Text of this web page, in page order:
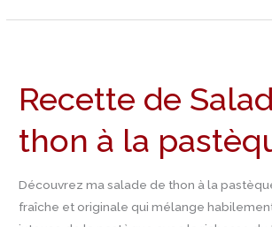
Recette de
thon à la
Découvrez ma salade de thon à la
fraîche et originale qui mélange
Salade
de
thon
la
pastèque